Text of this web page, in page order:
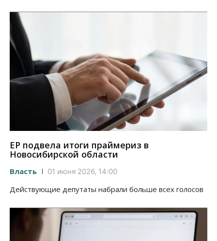
ЕР подвела итоги праймериз в
Новосибирской области
Власть 01 июня 2026, 14:00
Действующие депутаты набрали больше всех голосов